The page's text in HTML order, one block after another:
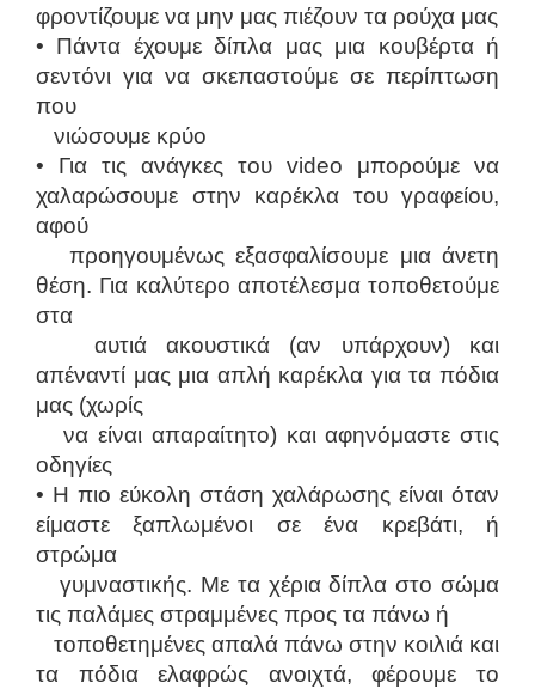
φροντίζουμε να μην μας πιέζουν τα ρούχα μας
• Πάντα έχουμε δίπλα μας μια κουβέρτα ή
σεντόνι για να σκεπαστούμε σε περίπτωση
που
νιώσουμε κρύο
• Για τις ανάγκες του video μπορούμε να
χαλαρώσουμε στην καρέκλα του γραφείου,
αφού
προηγουμένως εξασφαλίσουμε μια άνετη
θέση. Για καλύτερο αποτέλεσμα τοποθετούμε
στα
αυτιά ακουστικά (αν υπάρχουν) και
απέναντί μας μια απλή καρέκλα για τα πόδια
μας (χωρίς
να είναι απαραίτητο) και αφηνόμαστε στις
οδηγίες
• Η πιο εύκολη στάση χαλάρωσης είναι όταν
είμαστε ξαπλωμένοι σε ένα κρεβάτι, ή
στρώμα
γυμναστικής. Με τα χέρια δίπλα στο σώμα
τις παλάμες στραμμένες προς τα πάνω ή
τοποθετημένες απαλά πάνω στην κοιλιά και
τα πόδια ελαφρώς ανοιχτά, φέρουμε το